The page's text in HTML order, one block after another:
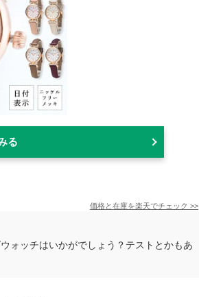
る
価格と在庫を楽天でチェック >>
ォッチはいかがでしょう？テストとかもあ